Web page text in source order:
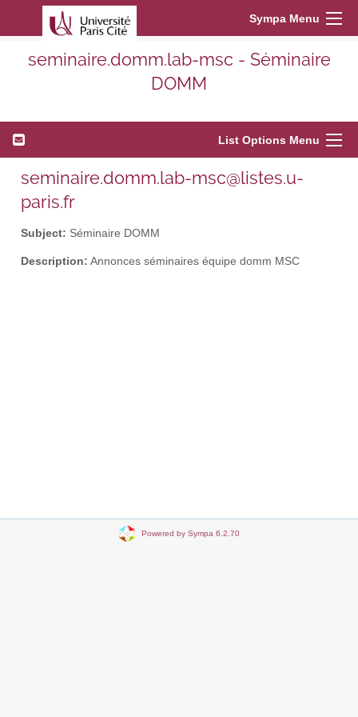
Sympa Menu
seminaire.domm.lab-msc - Séminaire
DOMM
List Options Menu
seminaire.domm.lab-msc@listes.u-
paris.fr
Subject: Séminaire DOMM
Description: Annonces séminaires équipe domm MSC
Powered by Sympa 6.2.70